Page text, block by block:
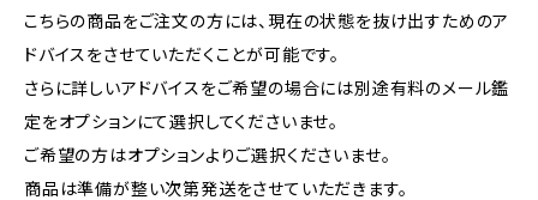
こちらの商品をご注文の方には、現在の状態を抜け出すためのア
ドバイスをさせていただくことが可能です。
さらに詳しいアドバイスをご希望の場合には別途有料のメール鑑
定をオプションにて選択してくださいませ。
ご希望の方はオプションよりご選択くださいませ。
商品は準備が整い次第発送をさせていただきます。